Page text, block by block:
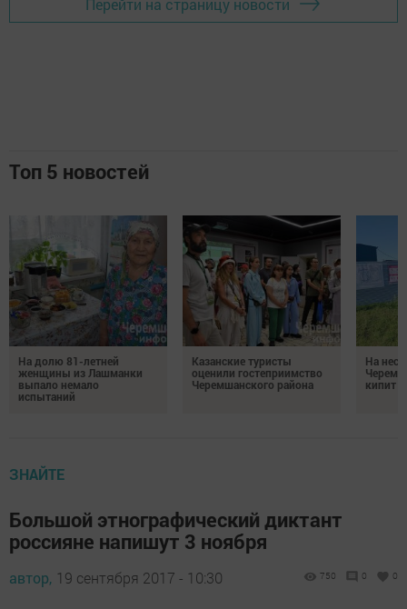
Топ 5 новостей
На долю 81-летней
женщины из Лашманки
выпало немало
испытаний
Казанские туристы
оценили гостеприимство
Черемшанского района
На
кипит
ЗНАЙТЕ
Большой этнографический диктант
россияне напишут 3 ноября
автор, 19 сентября 2017 - 10:30 750 0 0